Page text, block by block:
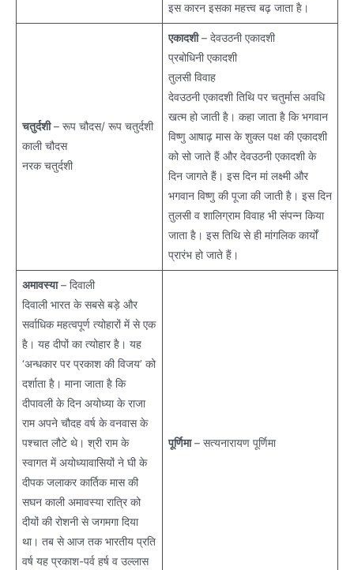
इस कारन इसका महत्त्व बढ़ जाता है।
चतुर्दशी– रूप चौदस/ रूप चतुर्दशी
काली चौदस
नरक चतुर्दशी
एकादशी– देवउठनी एकादशी
प्रबोधिनी एकादशी
तुलसी विवाह
देवउठनी एकादशी तिथि पर चतुर्मास अवधि
खत्म हो जाती है। कहा जाता है कि भगवान
विष्णु आषाढ़ मास के शुक्ल पक्ष की एकादशी
को सो जाते हैं और देवउठनी एकादशी के
दिन जागते हैं। इस दिन मां लक्ष्मी और
भगवान विष्णु की पूजा की जाती है। इस दिन
तुलसी व शालिग्राम विवाह भी संपन्न किया
जाता है। इस तिथि से ही मांगलिक कार्यों
प्रारंभ हो जाते हैं।
अमावस्या– दिवाली
दिवाली भारत के सबसे बड़े और
सर्वाधिक महत्वपूर्ण त्योहारों में से एक
है। यह दीपों का त्योहार है। यह
‘अन्धकार पर प्रकाश की विजय’ को
दर्शाता है। माना जाता है कि
दीपावली के दिन अयोध्या के राजा
राम अपने चौदह वर्ष के वनवास के
पश्चात लौटे थे। श्री राम के
स्वागत में अयोध्यावासियों ने घी के
दीपक जलाकर कार्तिक मास की
सघन काली अमावस्या रात्रि को
दीयों की रोशनी से जगमगा दिया
था। तब से आज तक भारतीय प्रति
वर्ष यह प्रकाश-पर्व हर्ष व उल्लास
पूर्णिमा– सत्यनारायण पूर्णिमा